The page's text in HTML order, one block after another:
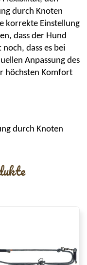
durch Knoten
korrekte Einstellung
dass der Hund
dass es bei
Anpassung des
höchsten Komfort
durch Knoten